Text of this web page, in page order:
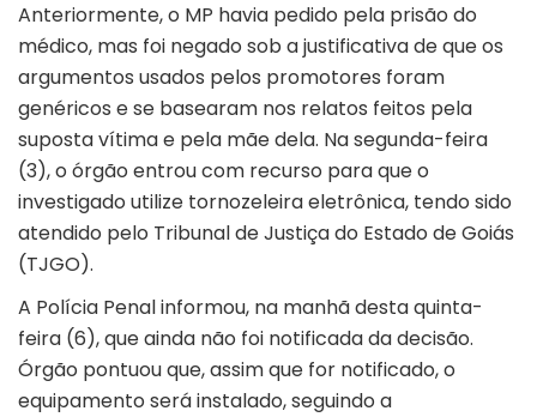
Anteriormente, o MP havia pedido pela prisão do
médico, mas foi negado sob a justificativa de que os
argumentos usados pelos promotores foram
genéricos e se basearam nos relatos feitos pela
suposta vítima e pela mãe dela. Na segunda-feira
(3), o órgão entrou com recurso para que o
investigado utilize tornozeleira eletrônica, tendo sido
atendido pelo Tribunal de Justiça do Estado de Goiás
(TJGO).
A Polícia Penal informou, na manhã desta quinta-
feira (6), que ainda não foi notificada da decisão.
Órgão pontuou que, assim que for notificado, o
equipamento será instalado, seguindo a